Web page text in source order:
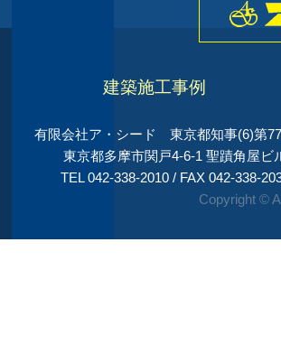
建築施工事例
有限会社ア・シード 東京都知事(6)第
東京都多摩市関戸4-6-1 聖蹟角屋ビ
TEL 042-338-2010 / FAX 042-338-
Copyright ©